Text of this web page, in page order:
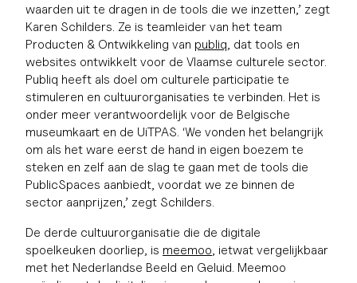
waarden uit te dragen in de tools die we inzetten,’ zegt
Karen Schilders. Ze is teamleider van het team
Producten & Ontwikkeling van publiq, dat tools en
websites ontwikkelt voor de Vlaamse culturele sector.
Publiq heeft als doel om culturele participatie te
stimuleren en cultuurorganisaties te verbinden. Het is
onder meer verantwoordelijk voor de Belgische
museumkaart en de UiTPAS. ‘We vonden het belangrijk
om als het ware eerst de hand in eigen boezem te
steken en zelf aan de slag te gaan met de tools die
PublicSpaces aanbiedt, voordat we ze binnen de
sector aanprijzen,’ zegt Schilders.
De derde cultuurorganisatie die de digitale
spoelkeuken doorliep, is meemoo, ietwat vergelijkbaar
met het Nederlandse Beeld en Geluid. Meemoo